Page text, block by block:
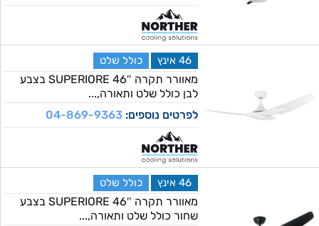
46 אינץ כולל שלט
מאוורר תקרה 46″ SUPERIORE בצבע
לבן כולל שלט ותאורה,...
לפרטים נוספים:04-869-9363
46 אינץ כולל שלט
מאוורר תקרה 46″ SUPERIORE בצבע
שחור כולל שלט ותאורה,...